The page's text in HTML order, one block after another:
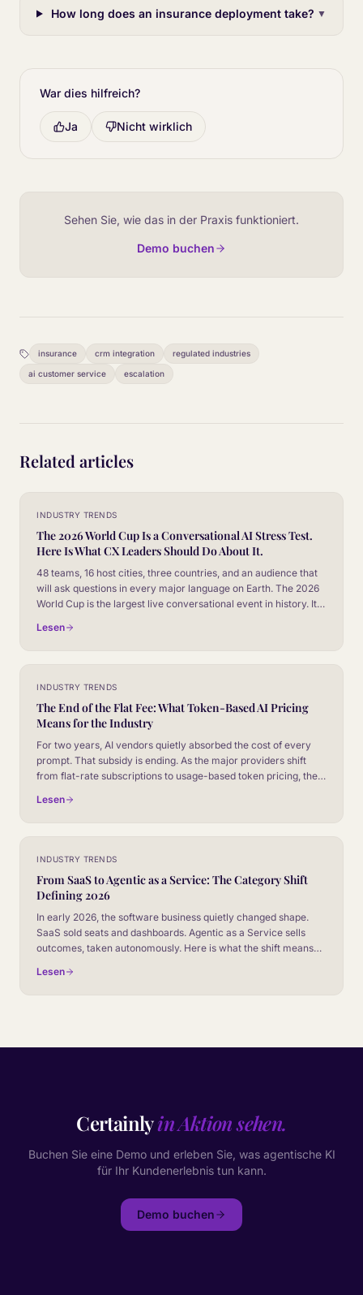
How long does an insurance deployment take? ▼
War dies hilfreich?
Ja Nicht wirklich
Sehen Sie, wie das in der Praxis funktioniert.
Demo buchen
insurance crm integration regulated industries
ai customer service escalation
Related articles
INDUSTRY TRENDS
The 2026 World Cup Is a Conversational AI Stress Test.
Here Is What CX Leaders Should Do About It.
48 teams, 16 host cities, three countries, and an audience that
will ask questions in every major language on Earth. The 2026
World Cup is the largest live conversational event in history. It is
ever get.
Lesen
INDUSTRY TRENDS
The End of the Flat Fee: What Token-Based AI Pricing
Means for the Industry
For two years, AI vendors quietly absorbed the cost of every
prompt. That subsidy is ending. As the major providers shift
from flat-rate subscriptions to usage-based token pricing, the
Here is what changes, and how CX leaders should price for it.
Lesen
INDUSTRY TRENDS
From SaaS to Agentic as a Service: The Category Shift
Defining 2026
In early 2026, the software business quietly changed shape.
SaaS sold seats and dashboards. Agentic as a Service sells
outcomes, taken autonomously. Here is what the shift means
Lesen
Certainlyin Aktion sehen.
Buchen Sie eine Demo und erleben Sie, was agentische KI
für Ihr Kundenerlebnis tun kann.
Demo buchen